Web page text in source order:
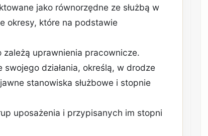
jako równorzędne ze służbą w
okresy, które na podstawie
uprawnienia pracownicze.
działania, określą, w drodze
stanowiska służbowe i stopnie
uposażenia i przypisanych im stopni